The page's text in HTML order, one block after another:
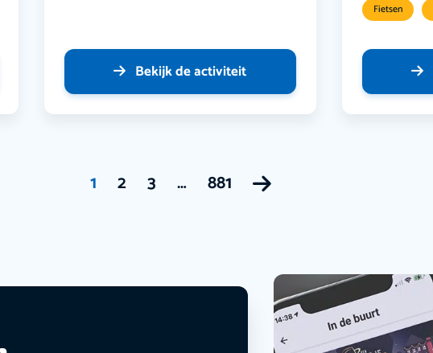
Bekijk de activiteit
Fietsen
1 2 3 … 881